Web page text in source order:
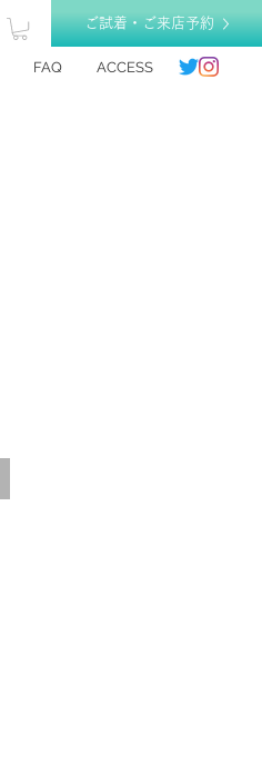
FAQ ACCESS
ご試着・ご来店予約